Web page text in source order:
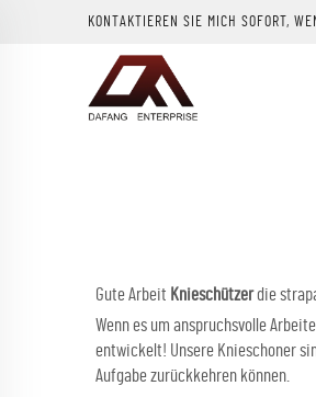
KONTAKTIEREN SIE MICH SOFORT,
Gute Arbeit Knieschützerdie
Wenn es um anspruchsvolle
entwickelt! Unsere Knieschoner
Aufgabe zurückkehren können.